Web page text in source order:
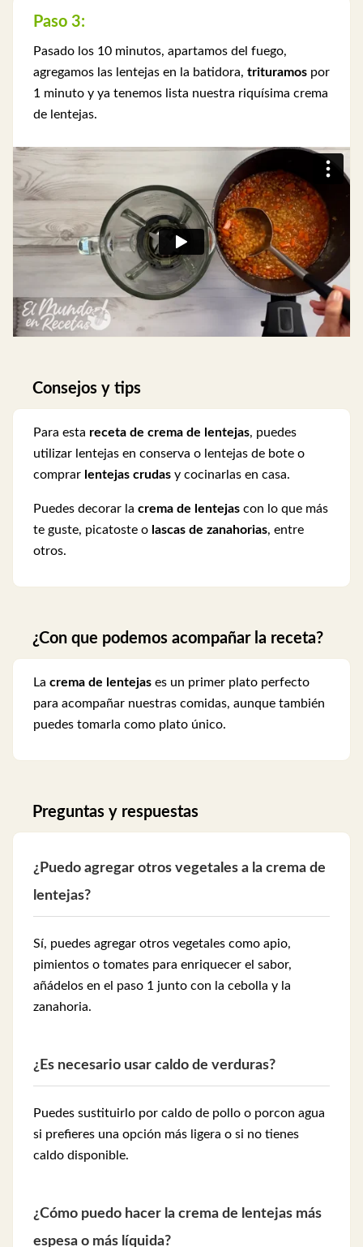
Paso 3:
Pasado los 10 minutos, apartamos del fuego,
agregamos las lentejas en la batidora, trituramos por
1 minuto y ya tenemos lista nuestra riquísima crema
de lentejas.
Consejos y tips
Para esta receta de crema de lentejas, puedes
utilizar lentejas en conserva o lentejas de bote o
comprar lentejas crudas y cocinarlas en casa.
Puedes decorar la crema de lentejas con lo que más
te guste, picatoste o lascas de zanahorias, entre
otros.
¿Con que podemos acompañar la receta?
La crema de lentejas es un primer plato perfecto
para acompañar nuestras comidas, aunque también
puedes tomarla como plato único.
Preguntas y respuestas
¿Puedo agregar otros vegetales a la crema de
lentejas?
Sí, puedes agregar otros vegetales como apio,
pimientos o tomates para enriquecer el sabor,
añádelos en el paso 1 junto con la cebolla y la
zanahoria.
¿Es necesario usar caldo de verduras?
Puedes sustituirlo por caldo de pollo o porcon agua
si prefieres una opción más ligera o si no tienes
caldo disponible.
¿Cómo puedo hacer la crema de lentejas más
espesa o más líquida?